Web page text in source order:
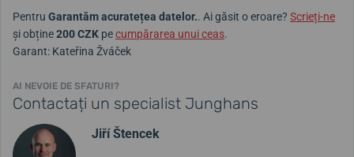
Pentru Garantăm acuratețea datelor.. Ai găsit o eroare? Scrieți-ne
și obține200 CZK pecumpărarea unui ceas.
Garant: Kateřina Žváček
AI NEVOIE DE SFATURI?
Contactați un specialist Junghans
Jiří Štencek